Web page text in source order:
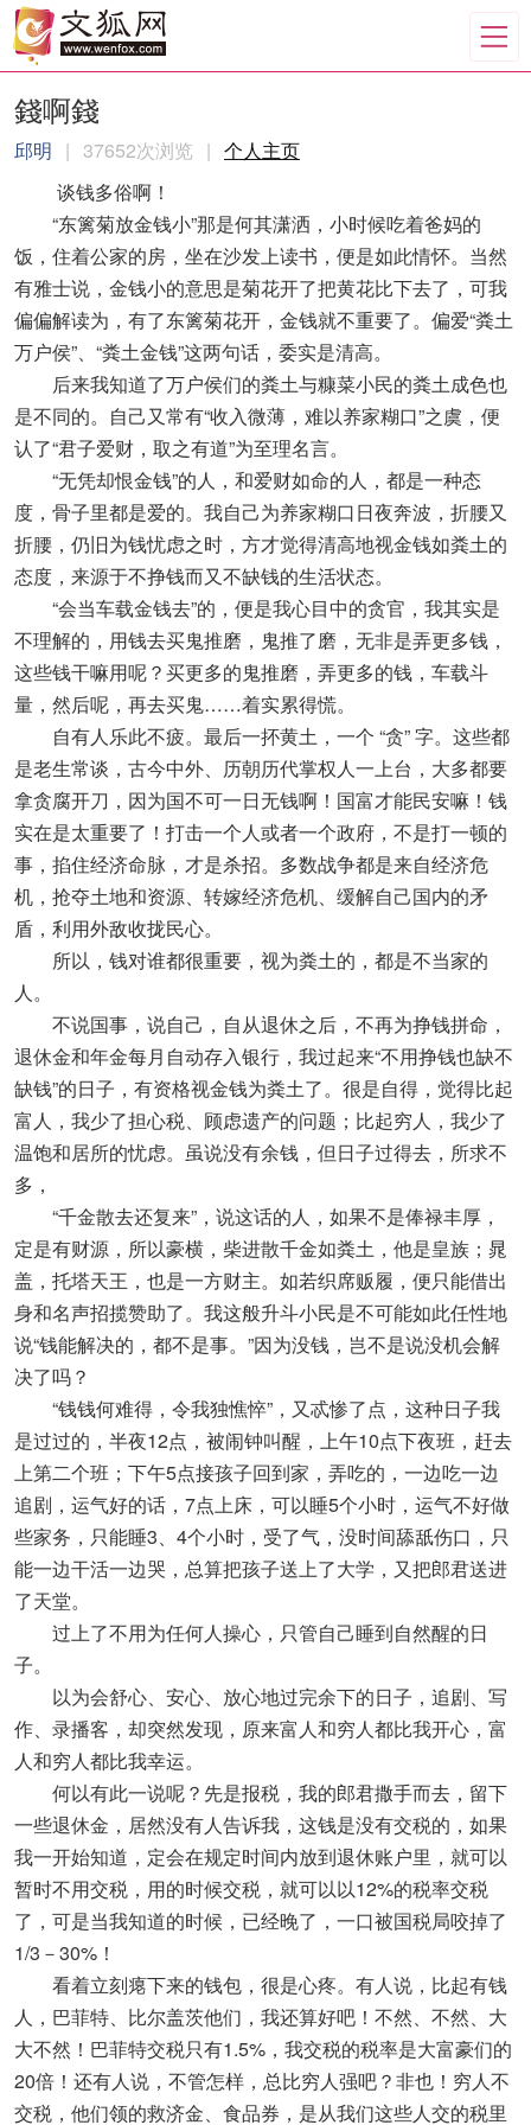
錢啊錢
邱明 | 37652次浏览 | 个人主页
谈钱多俗啊！
“东篱菊放金钱小”那是何其潇洒，小时候吃着爸妈的
饭，住着公家的房，坐在沙发上读书，便是如此情怀。当然
有雅士说，金钱小的意思是菊花开了把黄花比下去了，可我
偏偏解读为，有了东篱菊花开，金钱就不重要了。偏爱“粪土
万户侯”、“粪土金钱”这两句话，委实是清高。
后来我知道了万户侯们的粪土与糠菜小民的粪土成色也
是不同的。自己又常有“收入微薄，难以养家糊口”之虞，便
认了“君子爱财，取之有道”为至理名言。
“无凭却恨金钱”的人，和爱财如命的人，都是一种态
度，骨子里都是爱的。我自己为养家糊口日夜奔波，折腰又
折腰，仍旧为钱忧虑之时，方才觉得清高地视金钱如粪土的
态度，来源于不挣钱而又不缺钱的生活状态。
“会当车载金钱去”的，便是我心目中的贪官，我其实是
不理解的，用钱去买鬼推磨，鬼推了磨，无非是弄更多钱，
这些钱干嘛用呢？买更多的鬼推磨，弄更多的钱，车载斗
量，然后呢，再去买鬼……着实累得慌。
自有人乐此不疲。最后一抔黄土，一个 “贪” 字。这些都
是老生常谈，古今中外、历朝历代掌权人一上台，大多都要
拿贪腐开刀，因为国不可一日无钱啊！国富才能民安嘛！钱
实在是太重要了！打击一个人或者一个政府，不是打一顿的
事，掐住经济命脉，才是杀招。多数战争都是来自经济危
机，抢夺土地和资源、转嫁经济危机、缓解自己国内的矛
盾，利用外敌收拢民心。
所以，钱对谁都很重要，视为粪土的，都是不当家的
人。
不说国事，说自己，自从退休之后，不再为挣钱拼命，
退休金和年金每月自动存入银行，我过起来“不用挣钱也缺不
缺钱”的日子，有资格视金钱为粪土了。很是自得，觉得比起
富人，我少了担心税、顾虑遗产的问题；比起穷人，我少了
温饱和居所的忧虑。虽说没有余钱，但日子过得去，所求不
多，
“千金散去还复来”，说这话的人，如果不是俸禄丰厚，
定是有财源，所以豪横，柴进散千金如粪土，他是皇族；晁
盖，托塔天王，也是一方财主。如若织席贩履，便只能借出
身和名声招揽赞助了。我这般升斗小民是不可能如此任性地
说“钱能解决的，都不是事。”因为没钱，岂不是说没机会解
决了吗？
“钱钱何难得，令我独憔悴”，又忒惨了点，这种日子我
是过过的，半夜12点，被闹钟叫醒，上午10点下夜班，赶去
上第二个班；下午5点接孩子回到家，弄吃的，一边吃一边
追剧，运气好的话，7点上床，可以睡5个小时，运气不好做
些家务，只能睡3、4个小时，受了气，没时间舔舐伤口，只
能一边干活一边哭，总算把孩子送上了大学，又把郎君送进
了天堂。
过上了不用为任何人操心，只管自己睡到自然醒的日
子。
以为会舒心、安心、放心地过完余下的日子，追剧、写
作、录播客，却突然发现，原来富人和穷人都比我开心，富
人和穷人都比我幸运。
何以有此一说呢？先是报税，我的郎君撒手而去，留下
一些退休金，居然没有人告诉我，这钱是没有交税的，如果
我一开始知道，定会在规定时间内放到退休账户里，就可以
暂时不用交税，用的时候交税，就可以以12%的税率交税
了，可是当我知道的时候，已经晚了，一口被国税局咬掉了
1/3－30%！
看着立刻瘪下来的钱包，很是心疼。有人说，比起有钱
人，巴菲特、比尔盖茨他们，我还算好吧！不然、不然、大
大不然！巴菲特交税只有1.5%，我交税的税率是大富豪们的
20倍！还有人说，不管怎样，总比穷人强吧？非也！穷人不
交税，他们领的救济金、食品券，是从我们这些人交的税里